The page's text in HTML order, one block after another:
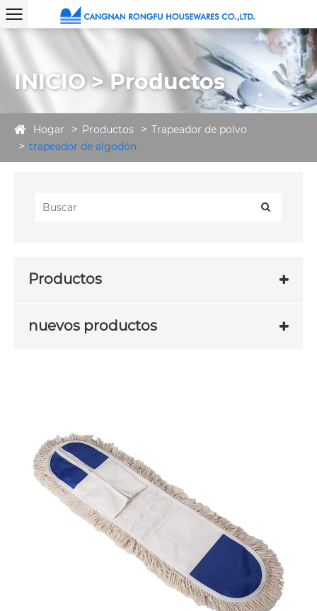
INICIO > Productos
Hogar Productos
Trapeador de polvo
trapeador de algodón
Productos
nuevos productos